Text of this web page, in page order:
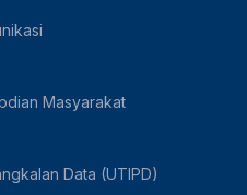
Masyarakat
Data (UTIPD)